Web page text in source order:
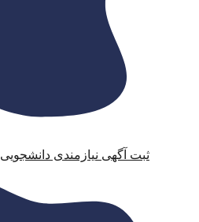
ثبت آگهی نیازمندی دانشجویی